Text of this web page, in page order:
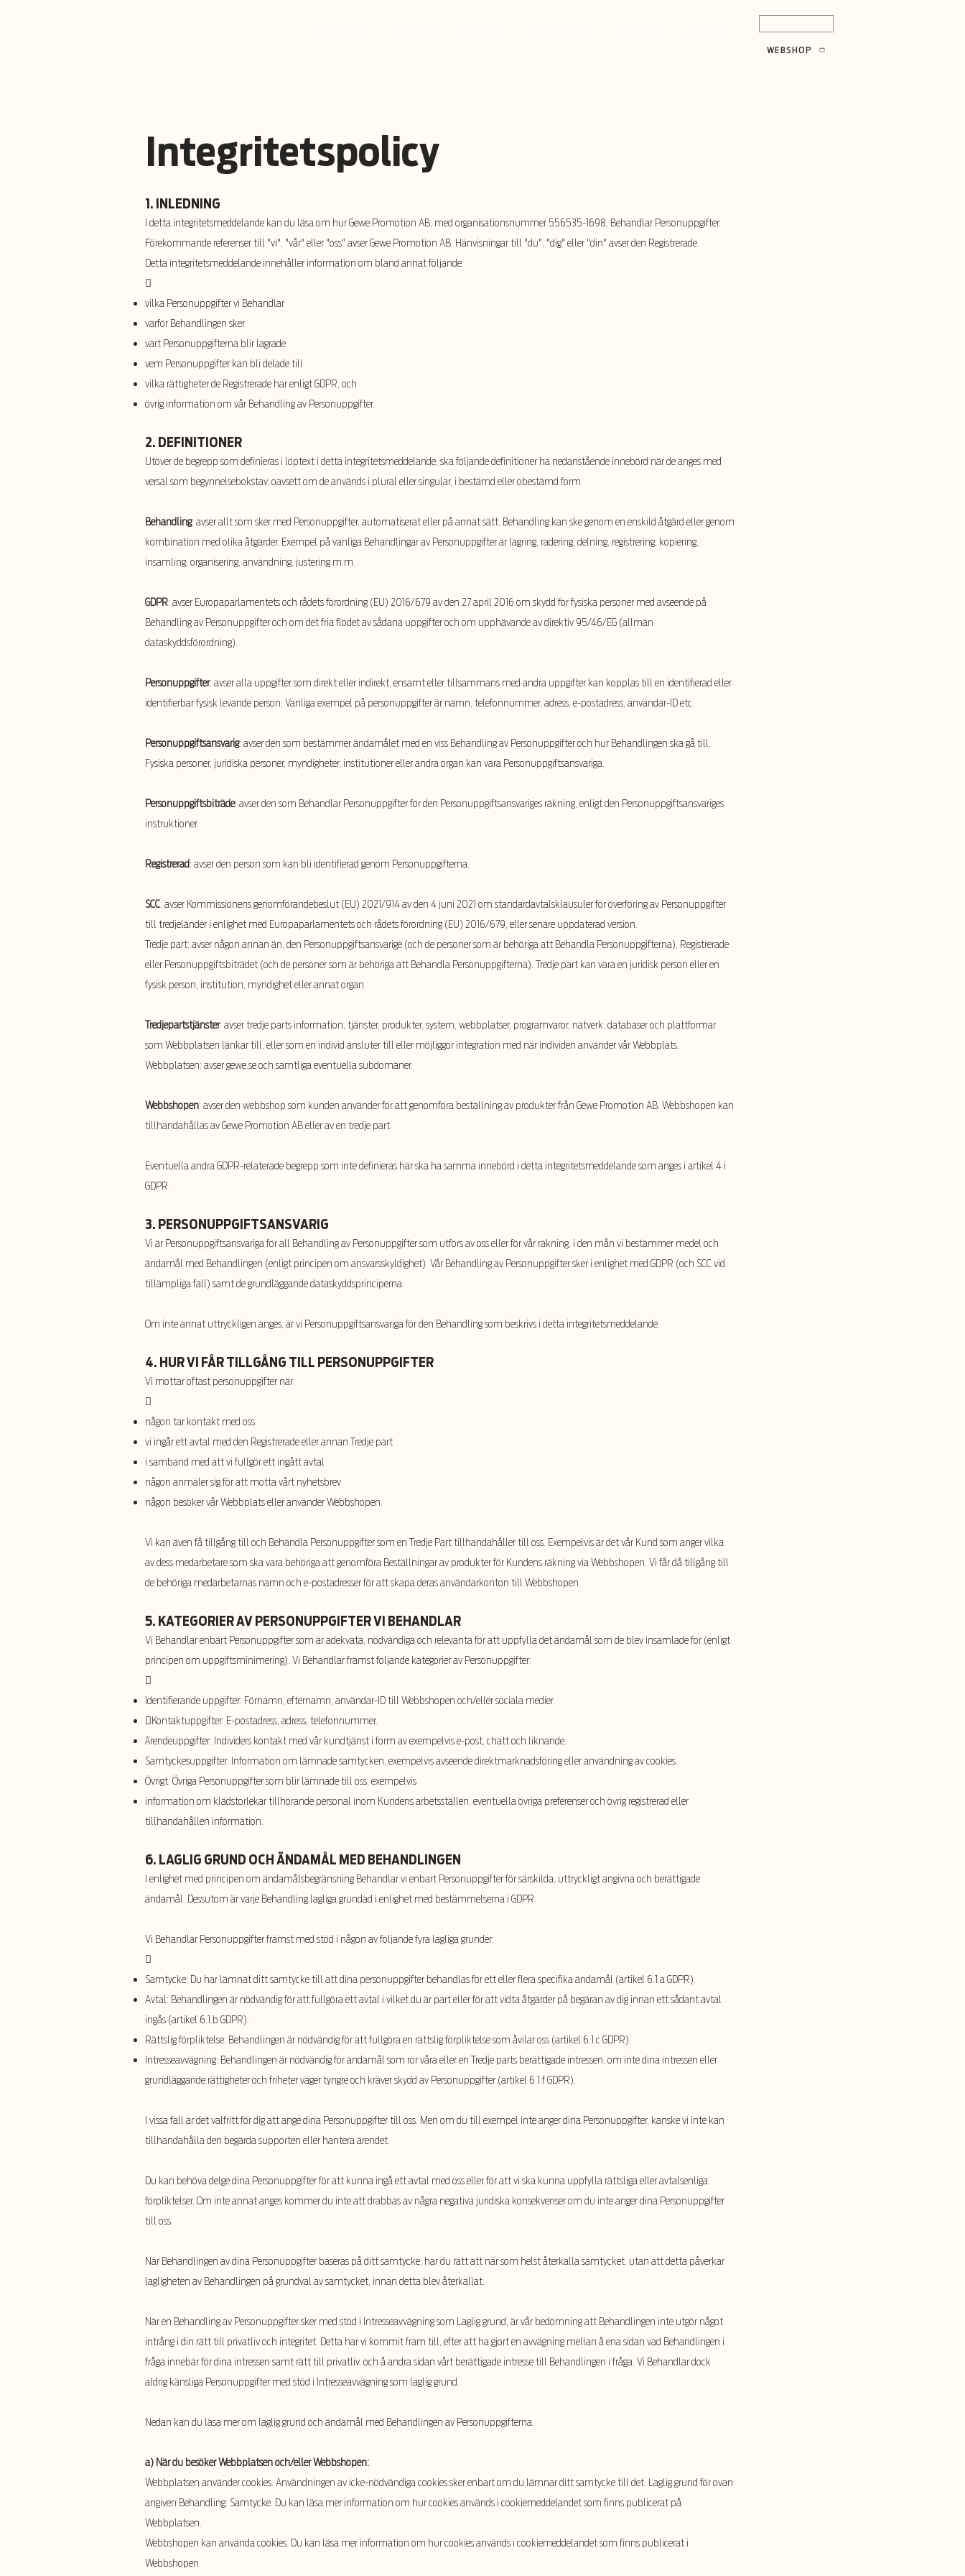
WEBSHOP
Integritetspolicy
1. INLEDNING
I detta integritetsmeddelande kan du läsa om hur Gewe Promotion AB, med organisationsnummer 556535-1698, Behandlar Personuppgifter.
Förekommande referenser till "vi", "vår" eller "oss" avser Gewe Promotion AB. Hänvisningar till "du", "dig" eller "din" avser den Registrerade.
Detta integritetsmeddelande innehåller information om bland annat följande:

vilka Personuppgifter vi Behandlar
varför Behandlingen sker
vart Personuppgifterna blir lagrade
vem Personuppgifter kan bli delade till
vilka rättigheter de Registrerade har enligt GDPR, och
övrig information om vår Behandling av Personuppgifter.
2. DEFINITIONER
Utöver de begrepp som definieras i löptext i detta integritetsmeddelande, ska följande definitioner ha nedanstående innebörd när de anges med
versal som begynnelsebokstav, oavsett om de används i plural eller singular, i bestämd eller obestämd form:
Behandling: avser allt som sker med Personuppgifter, automatiserat eller på annat sätt. Behandling kan ske genom en enskild åtgärd eller genom
kombination med olika åtgärder. Exempel på vanliga Behandlingar av Personuppgifter är lagring, radering, delning, registrering, kopiering,
insamling, organisering, användning, justering m.m.
GDPR: avser Europaparlamentets och rådets förordning (EU) 2016/679 av den 27 april 2016 om skydd för fysiska personer med avseende på
Behandling av Personuppgifter och om det fria flödet av sådana uppgifter och om upphävande av direktiv 95/46/EG (allmän
dataskyddsförordning).
Personuppgifter: avser alla uppgifter som direkt eller indirekt, ensamt eller tillsammans med andra uppgifter kan kopplas till en identifierad eller
identifierbar fysisk levande person. Vanliga exempel på personuppgifter är namn, telefonnummer, adress, e-postadress, användar-ID etc.
Personuppgiftsansvarig: avser den som bestämmer ändamålet med en viss Behandling av Personuppgifter och hur Behandlingen ska gå till.
Fysiska personer, juridiska personer, myndigheter, institutioner eller andra organ kan vara Personuppgiftsansvariga.
Personuppgiftsbiträde: avser den som Behandlar Personuppgifter för den Personuppgiftsansvariges räkning, enligt den Personuppgiftsansvariges
instruktioner.
Registrerad: avser den person som kan bli identifierad genom Personuppgifterna.
SCC: avser Kommissionens genomförandebeslut (EU) 2021/914 av den 4 juni 2021 om standardavtalsklausuler för överföring av Personuppgifter
till tredjeländer i enlighet med Europaparlamentets och rådets förordning (EU) 2016/679, eller senare uppdaterad version.
Tredje part: avser någon annan än, den Personuppgiftsansvarige (och de personer som är behöriga att Behandla Personuppgifterna), Registrerade
eller Personuppgiftsbiträdet (och de personer som är behöriga att Behandla Personuppgifterna). Tredje part kan vara en juridisk person eller en
fysisk person, institution, myndighet eller annat organ.
Tredjepartstjänster: avser tredje parts information, tjänster, produkter, system, webbplatser, programvaror, nätverk, databaser och plattformar
som Webbplatsen länkar till, eller som en individ ansluter till eller möjliggör integration med när individen använder vår Webbplats.
Webbplatsen: avser gewe.se och samtliga eventuella subdomäner.
Webbshopen: avser den webbshop som kunden använder för att genomföra beställning av produkter från Gewe Promotion AB. Webbshopen kan
tillhandahållas av Gewe Promotion AB eller av en tredje part.
Eventuella andra GDPR-relaterade begrepp som inte definieras här ska ha samma innebörd i detta integritetsmeddelande som anges i artikel 4 i
GDPR.
3. PERSONUPPGIFTSANSVARIG
Vi är Personuppgiftsansvariga för all Behandling av Personuppgifter som utförs av oss eller för vår räkning, i den mån vi bestämmer medel och
ändamål med Behandlingen (enligt principen om ansvarsskyldighet). Vår Behandling av Personuppgifter sker i enlighet med GDPR (och SCC vid
tillämpliga fall) samt de grundläggande dataskyddsprinciperna.
Om inte annat uttryckligen anges, är vi Personuppgiftsansvariga för den Behandling som beskrivs i detta integritetsmeddelande.
4. HUR VI FÅR TILLGÅNG TILL PERSONUPPGIFTER
Vi mottar oftast personuppgifter när:

någon tar kontakt med oss
vi ingår ett avtal med den Registrerade eller annan Tredje part
i samband med att vi fullgör ett ingått avtal
någon anmäler sig för att motta vårt nyhetsbrev
någon besöker vår Webbplats eller använder Webbshopen.
Vi kan även få tillgång till och Behandla Personuppgifter som en Tredje Part tillhandahåller till oss. Exempelvis är det vår Kund som anger vilka
av dess medarbetare som ska vara behöriga att genomföra Beställningar av produkter för Kundens räkning via Webbshopen. Vi får då tillgång till
de behöriga medarbetarnas namn och e-postadresser för att skapa deras användarkonton till Webbshopen.
5. KATEGORIER AV PERSONUPPGIFTER VI BEHANDLAR
Vi Behandlar enbart Personuppgifter som är adekvata, nödvändiga och relevanta för att uppfylla det ändamål som de blev insamlade för (enligt
principen om uppgiftsminimering). Vi Behandlar främst följande kategorier av Personuppgifter:

Identifierande uppgifter: Förnamn, efternamn, användar-ID till Webbshopen och/eller sociala medier.
Kontaktuppgifter: E-postadress, adress, telefonnummer.
Ärendeuppgifter: Individers kontakt med vår kundtjänst i form av exempelvis e-post, chatt och liknande.
Samtyckesuppgifter: Information om lämnade samtycken, exempelvis avseende direktmarknadsföring eller användning av cookies.
Övrigt: Övriga Personuppgifter som blir lämnade till oss, exempelvis
information om klädstorlekar tillhörande personal inom Kundens arbetsställen, eventuella övriga preferenser och övrig registrerad eller
tillhandahållen information.
6. LAGLIG GRUND OCH ÄNDAMÅL MED BEHANDLINGEN
I enlighet med principen om ändamålsbegränsning Behandlar vi enbart Personuppgifter för särskilda, uttryckligt angivna och berättigade
ändamål. Dessutom är varje Behandling lagliga grundad i enlighet med bestämmelserna i GDPR.
Vi Behandlar Personuppgifter främst med stöd i någon av följande fyra lagliga grunder:

Samtycke: Du har lämnat ditt samtycke till att dina personuppgifter behandlas för ett eller flera specifika ändamål (artikel 6.1.a GDPR).
Avtal: Behandlingen är nödvändig för att fullgöra ett avtal i vilket du är part eller för att vidta åtgärder på begäran av dig innan ett sådant avtal
ingås (artikel 6.1.b GDPR).
Rättslig förpliktelse: Behandlingen är nödvändig för att fullgöra en rättslig förpliktelse som åvilar oss (artikel 6.1.c GDPR).
Intresseavvägning: Behandlingen är nödvändig för ändamål som rör våra eller en Tredje parts berättigade intressen, om inte dina intressen eller
grundläggande rättigheter och friheter väger tyngre och kräver skydd av Personuppgifter (artikel 6.1.f GDPR).
I vissa fall är det valfritt för dig att ange dina Personuppgifter till oss. Men om du till exempel inte anger dina Personuppgifter, kanske vi inte kan
tillhandahålla den begärda supporten eller hantera ärendet.
Du kan behöva delge dina Personuppgifter för att kunna ingå ett avtal med oss eller för att vi ska kunna uppfylla rättsliga eller avtalsenliga
förpliktelser. Om inte annat anges kommer du inte att drabbas av några negativa juridiska konsekvenser om du inte anger dina Personuppgifter
till oss.
När Behandlingen av dina Personuppgifter baseras på ditt samtycke, har du rätt att när som helst återkalla samtycket, utan att detta påverkar
lagligheten av Behandlingen på grundval av samtycket, innan detta blev återkallat.
När en Behandling av Personuppgifter sker med stöd i Intresseavvägning som Laglig grund, är vår bedömning att Behandlingen inte utgör något
intrång i din rätt till privatliv och integritet. Detta har vi kommit fram till, efter att ha gjort en avvägning mellan å ena sidan vad Behandlingen i
fråga innebär för dina intressen samt rätt till privatliv, och å andra sidan vårt berättigade intresse till Behandlingen i fråga. Vi Behandlar dock
aldrig känsliga Personuppgifter med stöd i Intresseavvägning som laglig grund.
Nedan kan du läsa mer om laglig grund och ändamål med Behandlingen av Personuppgifterna.
a) När du besöker Webbplatsen och/eller Webbshopen:
Webbplatsen använder cookies. Användningen av icke-nödvändiga cookies sker enbart om du lämnar ditt samtycke till det. Laglig grund för ovan
angiven Behandling: Samtycke. Du kan läsa mer information om hur cookies används i cookiemeddelandet som finns publicerat på
Webbplatsen.
Webbshopen kan använda cookies. Du kan läsa mer information om hur cookies används i cookiemeddelandet som finns publicerat i
Webbshopen.